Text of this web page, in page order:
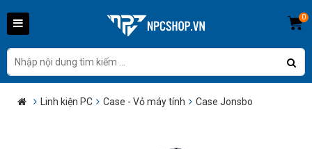
0
Linh kiện PC Case - Vỏ máy tính Case Jonsbo